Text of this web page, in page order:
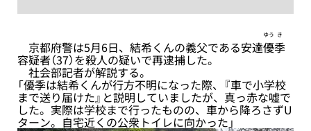
京都府警は5月6日、結希くんの義父である安達優
ゆう
季
き
容疑者（37）を殺人の疑いで再逮捕した。
社会部記者が解説する。
「優季は結希くんが行方不明になった際、『車で小学校
まで送り届けた』と説明していましたが、真っ赤な嘘で
した。実際は学校まで行ったものの、車から降ろさずU
ターン。自宅近くの公衆トイレに向かった」